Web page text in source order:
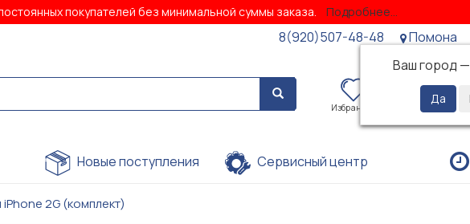
покупателей без минимальной суммы заказа. Подробнее...
8(920)507-48-48
Помона
Ваш город —
Избранное Просмотренные
Новые поступления Сервисный центр
2G (комплект)